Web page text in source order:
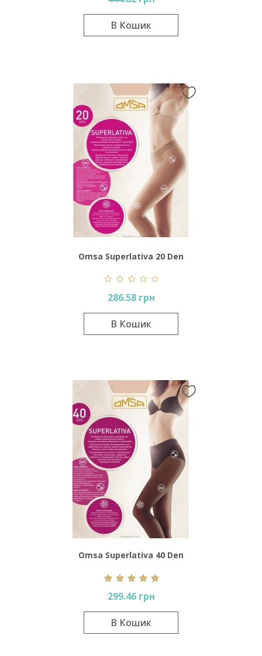
В Кошик
Omsa Superlativa 20 Den
286.58 грн
В Кошик
Omsa Superlativa 40 Den
299.46 грн
В Кошик